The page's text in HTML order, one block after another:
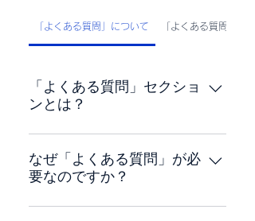
「よくある質問」について 「よくある質問」の
「よくある質問」セクショ
ンとは？
「よくある質問」セクションは
「配送料はいくらですか？」「営
業時間はいつですか？」や「どの
なぜ「よくある質問」が必
要なのですか？
「よくある質問」を追加すると、